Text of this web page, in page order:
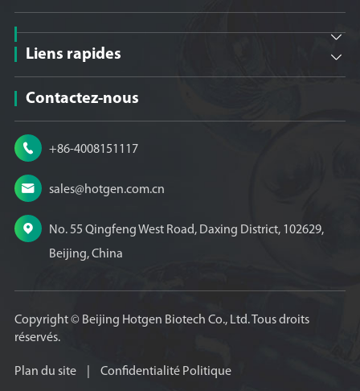

Liens rapides 
Contactez-nous
 +86-4008151117
 sales@hotgen.com.cn

No. 55 Qingfeng West Road, Daxing District, 102629,
Beijing, China
Copyright © Beijing Hotgen Biotech Co., Ltd.Tous droits
réservés.
Plan du site Confidentialité Politique